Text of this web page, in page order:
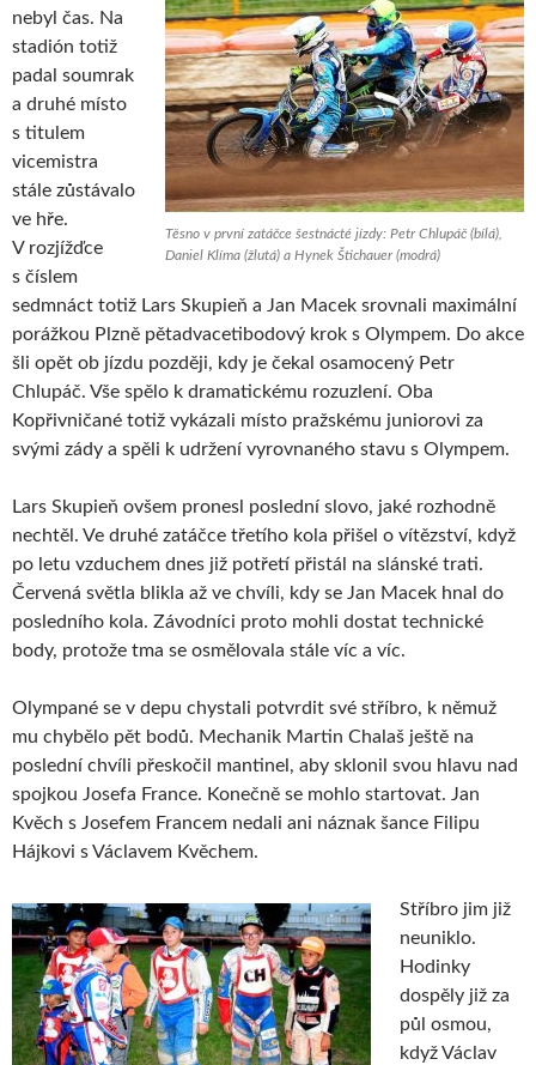
Těsno v první zatáčce šestnácté jízdy: Petr Chlupáč (bílá),
Daniel Klíma (žlutá) a Hynek Štichauer (modrá)
nebyl čas. Na
stadión totiž
padal soumrak
a druhé místo
s titulem
vicemistra
stále zůstávalo
ve hře.
V rozjížďce
s číslem
sedmnáct totiž Lars Skupieň a Jan Macek srovnali maximální
porážkou Plzně pětadvacetibodový krok s Olympem. Do akce
šli opět ob jízdu později, kdy je čekal osamocený Petr
Chlupáč. Vše spělo k dramatickému rozuzlení. Oba
Kopřivničané totiž vykázali místo pražskému juniorovi za
svými zády a spěli k udržení vyrovnaného stavu s Olympem.
Lars Skupieň ovšem pronesl poslední slovo, jaké rozhodně
nechtěl. Ve druhé zatáčce třetího kola přišel o vítězství, když
po letu vzduchem dnes již potřetí přistál na slánské trati.
Červená světla blikla až ve chvíli, kdy se Jan Macek hnal do
posledního kola. Závodníci proto mohli dostat technické
body, protože tma se osmělovala stále víc a víc.
Olympané se v depu chystali potvrdit své stříbro, k němuž
mu chybělo pět bodů. Mechanik Martin Chalaš ještě na
poslední chvíli přeskočil mantinel, aby sklonil svou hlavu nad
spojkou Josefa France. Konečně se mohlo startovat. Jan
Kvěch s Josefem Francem nedali ani náznak šance Filipu
Hájkovi s Václavem Kvěchem.
Stříbro jim již
neuniklo.
Hodinky
dospěly již za
půl osmou,
když Václav